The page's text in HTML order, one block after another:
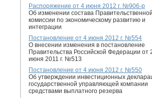
Распоряжение от 4 июня 2012 г. №906-р
Об изменении состава Правительственной
комиссии по экономическому развитию и
интеграции
Постановление от 4 июня 2012 г. №554
О внесении изменения в постановление
Правительства Российской Федерации от
июня 2011 г. №513
Постановление от 4 июня 2012 г. №550
Об утверждении инвестиционных
государственной управляющей компании
средствами выплатного резерва